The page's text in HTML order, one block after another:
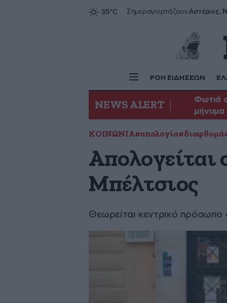
Σήμεραγιορτάζουν:Αστέριος,
ΡΟΗ ΕΙΔΗΣΕΩΝ
NEWS ALERT
Φωτιά
μήνυμα
ΚΟΙΝΩΝΙΑ#απολογία#διαφθορά
Απολογείται
Μπέλτσιος
Θεωρείται κεντρικό